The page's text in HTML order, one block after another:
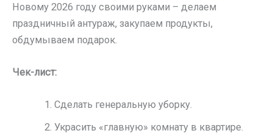
Новому 2026 году своими руками – делаем
праздничный антураж, закупаем продукты,
обдумываем подарок.
Чек-лист:
Сделать генеральную уборку.
Украсить «главную» комнату в квартире.